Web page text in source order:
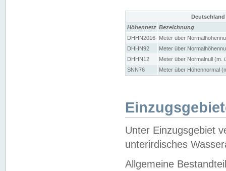
Höhennetz Bezeichnung
DHHN2016
Meter über
DHHN92
Meter über
DHHN12
Meter über Normalnull (m.
SNN76
Meter über Höhennormal
Unter Einzugsgebiet
unterirdisches
Allgemeine